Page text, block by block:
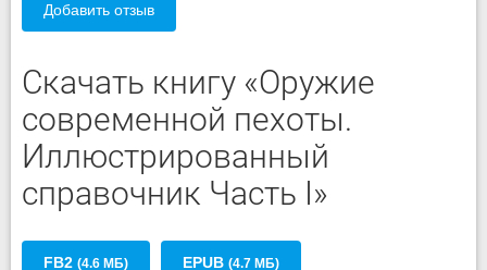
Добавить отзыв
Скачать книгу «Оружие
современной пехоты.
Иллюстрированный
справочник Часть I»
FB2 (4.6 МБ) EPUB (4.7 МБ)